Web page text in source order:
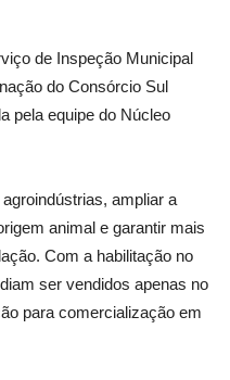
de Inspeção Municipal
do Consórcio Sul
pela equipe do Núcleo
ampliar a
animal e garantir mais
Com a habilitação no
ser vendidos apenas no
para comercialização em